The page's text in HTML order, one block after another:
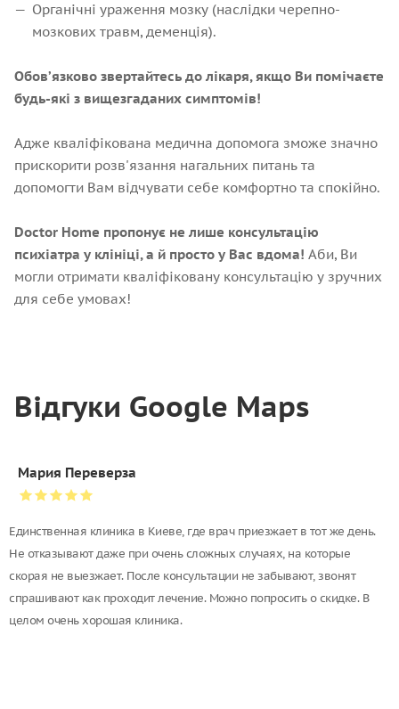
Органічні ураження мозку (наслідки черепно-
мозкових травм, деменція).
Обовʼязково звертайтесь до лікаря, якщо Ви помічаєте
будь-які з вищезгаданих симптомів!
Адже кваліфікована медична допомога зможе значно
прискорити розв'язання нагальних питань та
допомогти Вам відчувати себе комфортно та спокійно.
Doctor Home пропонує не лише консультацію
психіатра у клініці, а й просто у Вас вдома! Аби, Ви
могли отримати кваліфіковану консультацію у зручних
для себе умовах!
Відгуки Google Maps
Мария Переверза
Единственная клиника в Киеве, где врач приезжает в тот же день.
Не отказывают даже при очень сложных случаях, на которые
скорая не выезжает. После консультации не забывают, звонят
спрашивают как проходит лечение. Можно попросить о скидке. В
целом очень хорошая клиника.